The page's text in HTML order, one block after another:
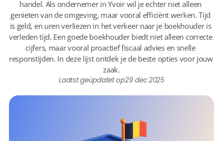
handel. Als ondernemer in Yvoir wil je echter niet alleen
genieten van de omgeving, maar vooral efficiënt werken. Tijd
is geld, en uren verliezen in het verkeer naar je boekhouder is
verleden tijd. Een goede boekhouder biedt niet alleen correcte
cijfers, maar vooral proactief fiscaal advies en snelle
responstijden. In deze lijst ontdek je de beste opties voor jouw
zaak.
Laatst geüpdatet op29 dec 2025